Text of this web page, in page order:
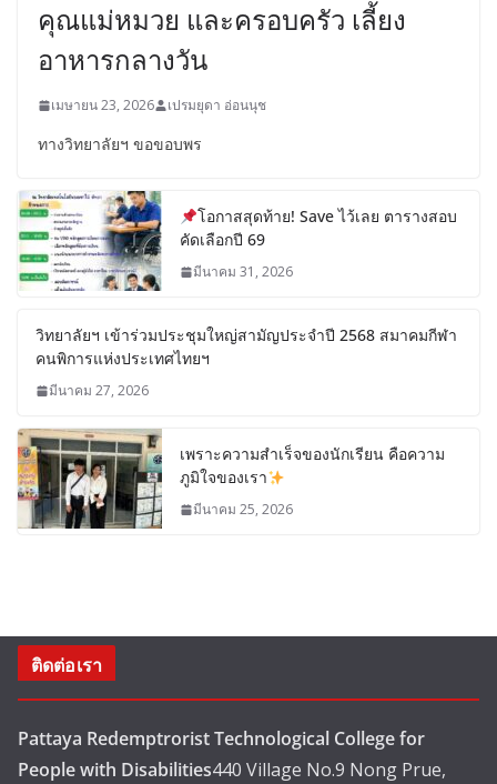
คุณแม่หมวย และครอบครัว เลี้ยง
อาหารกลางวัน
เมษายน 23, 2026 เปรมยุดา อ่อนนุช
ทางวิทยาลัยฯ ขอขอบพร
โอกาสสุดท้าย! Save ไว้เลย ตารางสอบ
คัดเลือกปี 69
มีนาคม 31, 2026
วิทยาลัยฯ เข้าร่วมประชุมใหญ่สามัญประจำปี 2568 สมาคมกีฬา
คนพิการแห่งประเทศไทยฯ
มีนาคม 27, 2026
เพราะความสำเร็จของนักเรียน คือความ
ภูมิใจของเรา
มีนาคม 25, 2026
ติดต่อเรา
Pattaya Redemptrorist Technological College for
People with Disabilities440 Village No.9 Nong Prue,